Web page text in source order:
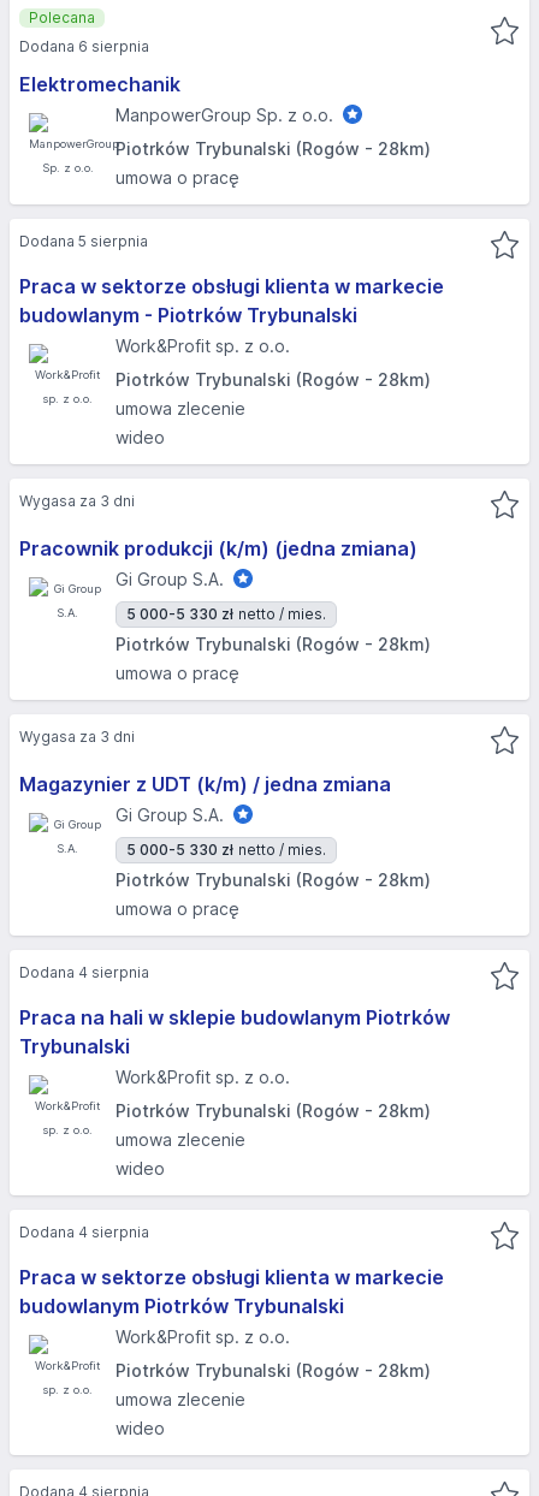
Elektromechanik
ManpowerGroup Sp. z o.o.
Piotrków Trybunalski (Rogów - 28km)
umowa o pracę
Polecana
Dodana 6 sierpnia
Praca w sektorze obsługi klienta w markecie
budowlanym - Piotrków Trybunalski
Work&Profit sp. z o.o.
Piotrków Trybunalski (Rogów - 28km)
umowa zlecenie
wideo
Dodana 5 sierpnia
Pracownik produkcji (k/m) (jedna zmiana)
Gi Group S.A.
5 000-5 330 zł netto / mies.
Piotrków Trybunalski (Rogów - 28km)
umowa o pracę
Wygasa za 3 dni
Magazynier z UDT (k/m) / jedna zmiana
Gi Group S.A.
5 000-5 330 zł netto / mies.
Piotrków Trybunalski (Rogów - 28km)
umowa o pracę
Wygasa za 3 dni
Praca na hali w sklepie budowlanym Piotrków
Trybunalski
Work&Profit sp. z o.o.
Piotrków Trybunalski (Rogów - 28km)
umowa zlecenie
wideo
Dodana 4 sierpnia
Praca w sektorze obsługi klienta w markecie
budowlanym Piotrków Trybunalski
Work&Profit sp. z o.o.
Piotrków Trybunalski (Rogów - 28km)
umowa zlecenie
wideo
Dodana 4 sierpnia
Dodana 4 sierpnia